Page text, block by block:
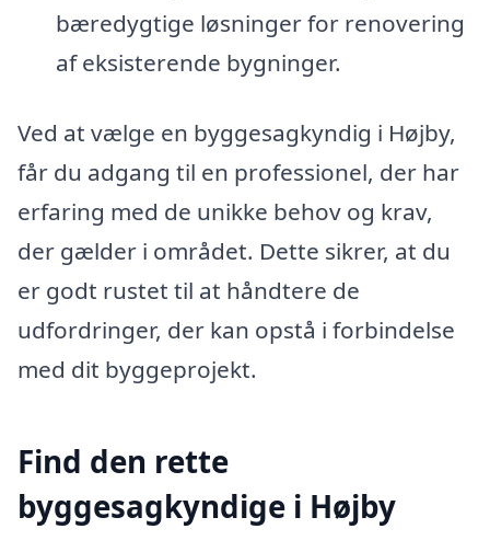
bæredygtige løsninger for renovering
af eksisterende bygninger.
Ved at vælge en byggesagkyndig i Højby,
får du adgang til en professionel, der har
erfaring med de unikke behov og krav,
der gælder i området. Dette sikrer, at du
er godt rustet til at håndtere de
udfordringer, der kan opstå i forbindelse
med dit byggeprojekt.
Find den rette
byggesagkyndige i Højby